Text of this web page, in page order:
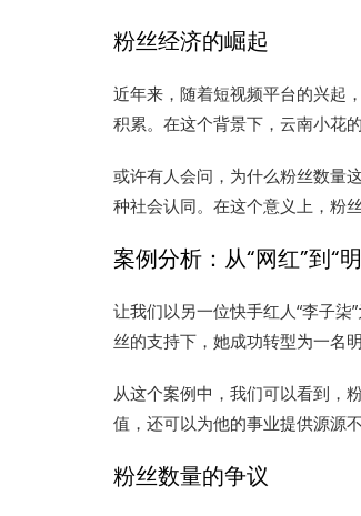
粉丝经济的崛起
近年来，随着短视频平台的兴起
积累。在这个背景下，云南小花
或许有人会问，为什么粉丝数量
种社会认同。在这个意义上，粉
案例分析：从“网红”到“
让我们以另一位快手红人“李子
丝的支持下，她成功转型为一名
从这个案例中，我们可以看到，
值，还可以为他的事业提供源源不
粉丝数量的争议